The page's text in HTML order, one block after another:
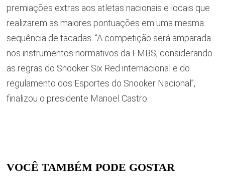
premiações extras aos atletas nacionais e locais que
realizarem as maiores pontuações em uma mesma
sequência de tacadas. “A competição será amparada
nos instrumentos normativos da FMBS, considerando
as regras do Snooker Six Red internacional e do
regulamento dos Esportes do Snooker Nacional”,
finalizou o presidente Manoel Castro.
VOCÊ TAMBÉM PODE GOSTAR